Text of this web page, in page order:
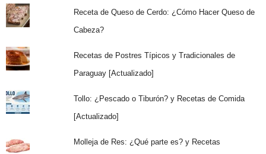
Receta de Queso de Cerdo: ¿Cómo Hacer Queso de
Cabeza?
Recetas de Postres Típicos y Tradicionales de
Paraguay [Actualizado]
Tollo: ¿Pescado o Tiburón? y Recetas de Comida
[Actualizado]
Molleja de Res: ¿Qué parte es? y Recetas